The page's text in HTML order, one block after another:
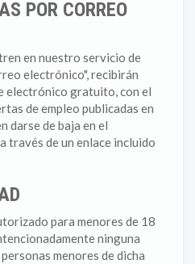
POR CORREO
en nuestro servicio de
electrónico", recibirán
electrónico gratuito, con el
de empleo publicadas en
darse de baja en el
través de un enlace incluido
para menores de 18
ninguna
menores de dicha